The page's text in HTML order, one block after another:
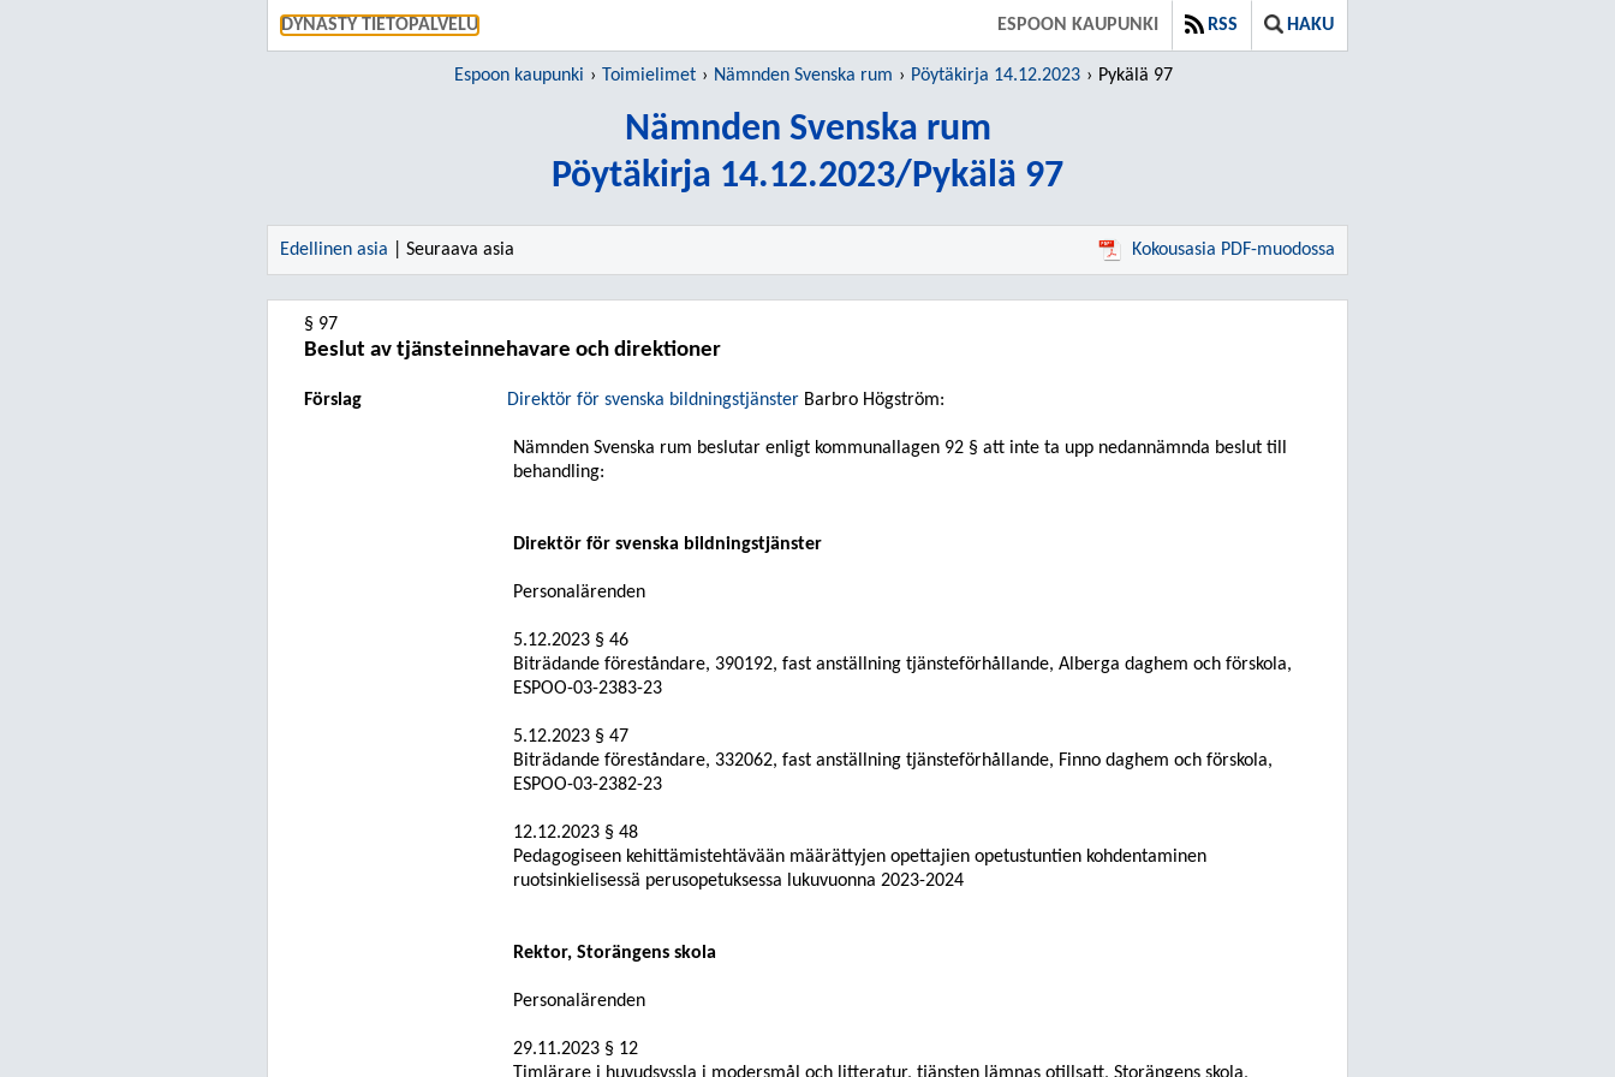
DYNASTY TIETOPALVELU ESPOON KAUPUNKI RSS HAKU
Espoon kaupunki Toimielimet Nämnden Svenska rum Pöytäkirja 14.12.2023 Pykälä 97
Nämnden Svenska rum
Pöytäkirja 14.12.2023/Pykälä 97
Edellinen asia | Seuraava asia Kokousasia PDF-muodossa
§ 97
Beslut av tjänsteinnehavare och direktioner
Förslag Direktör för svenska bildningstjänster Barbro Högström:
Nämnden Svenska rum beslutar enligt kommunallagen 92 § att inte ta upp nedannämnda beslut till
behandling:
Direktör för svenska bildningstjänster
Personalärenden
5.12.2023 § 46
Biträdande föreståndare, 390192, fast anställning tjänsteförhållande, Alberga daghem och förskola,
ESPOO-03-2383-23
5.12.2023 § 47
Biträdande föreståndare, 332062, fast anställning tjänsteförhållande, Finno daghem och förskola,
ESPOO-03-2382-23
12.12.2023 § 48
Pedagogiseen kehittämistehtävään määrättyjen opettajien opetustuntien kohdentaminen
ruotsinkielisessä perusopetuksessa lukuvuonna 2023-2024
Rektor, Storängens skola
Personalärenden
29.11.2023 § 12